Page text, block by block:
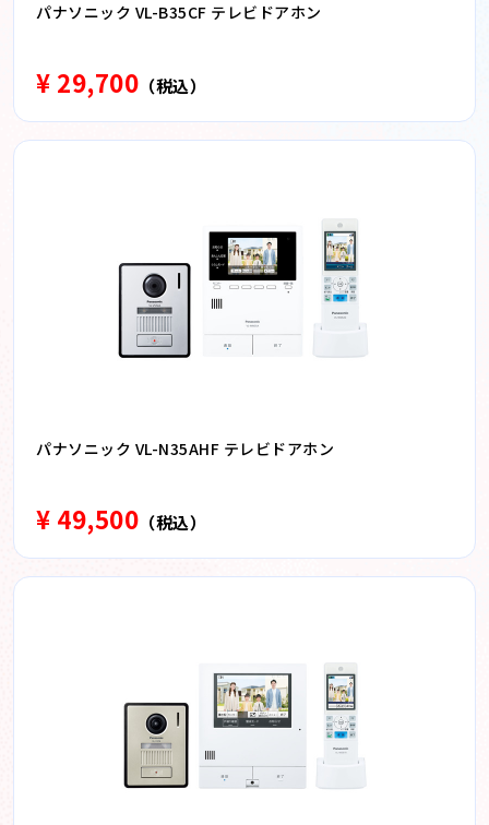
パナソニック VL-B35CF テレビドアホン
¥ 29,700 （税込）
パナソニック VL-N35AHF テレビドアホン
¥ 49,500 （税込）